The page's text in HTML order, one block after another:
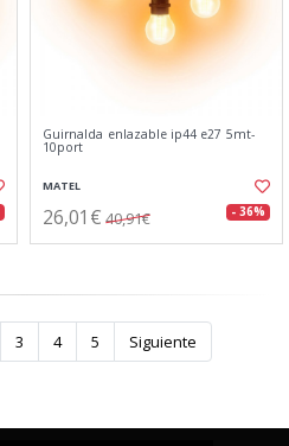
Guirnalda enlazable ip44 e27 5mt-
10port
MATEL
26,01€ 40,91€ - 36%
3 4 5 Siguiente